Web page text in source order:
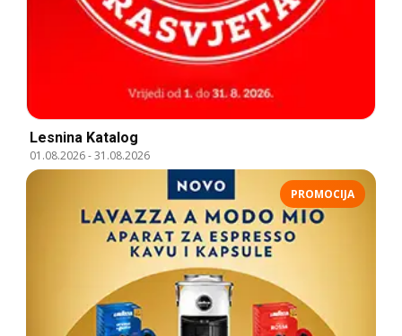
Lesnina Katalog
01.08.2026-31.08.2026
PROMOCIJA